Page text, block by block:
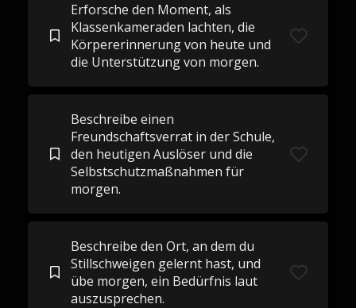
Erforsche den Moment, als
Klassenkameraden lachten, die
Körpererinnerung von heute und
die Unterstützung von morgen.
Beschreibe einen
Freundschaftsverrat in der Schule,
den heutigen Auslöser und die
Selbstschutzmaßnahmen für
morgen.
Beschreibe den Ort, an dem du
Stillschweigen gelernt hast, und
übe morgen, ein Bedürfnis laut
auszusprechen.